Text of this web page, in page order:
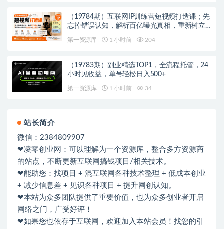
（19784期）互联网IP训练营短视频打造课；先
忘掉错误认知，解析百亿曝光真相，重新树立
第一资源库 1 小时前 204
（19783期）副业精选TOP1，全流程托管，24
小时见收益，单号轻松日入500+
第一资源库 1 小时前 34
站长简介
微信：2384809907
❤凌零创业网：可以理解为一个资源库，整合多方资源商
的站点，不断更新互联网搞钱项目/相关技术。
❤能助您：找项目 + 混互联网各种技术整理 + 低成本创业
+ 减少信息差 + 见识各种项目 + 提升网创认知。
❤本站为众多团队提供了重要价值，也为众多创业者开启
网络之门，广受好评！
❤如果您也依存于互联网，欢迎加入本站会员！找您的引